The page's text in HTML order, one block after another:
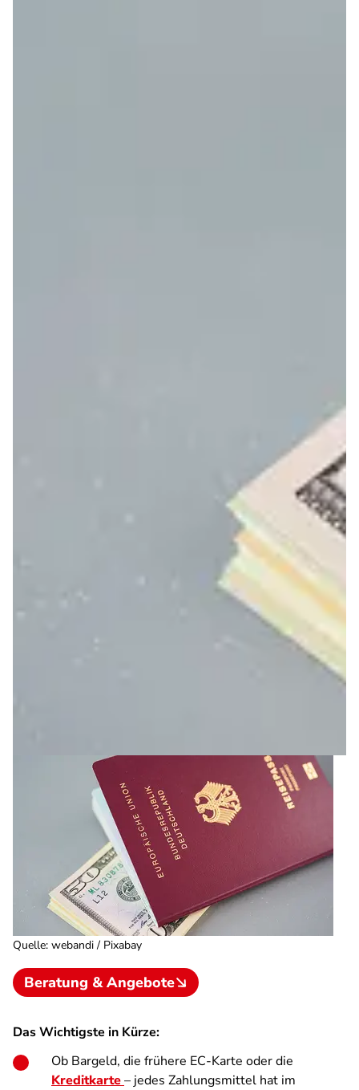
Quelle: webandi / Pixabay
Beratung & Angebote
Das Wichtigste in Kürze:
Ob Bargeld, die frühere EC-Karte oder die
Kreditkarte– jedes Zahlungsmittel hat im